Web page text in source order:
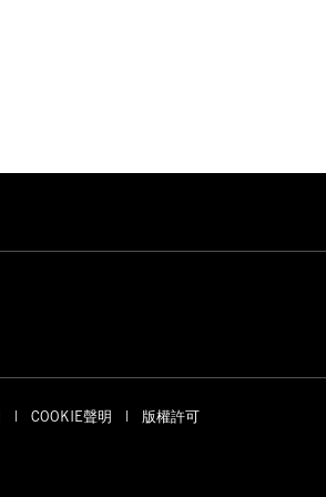
COOKIE聲明
版權許可